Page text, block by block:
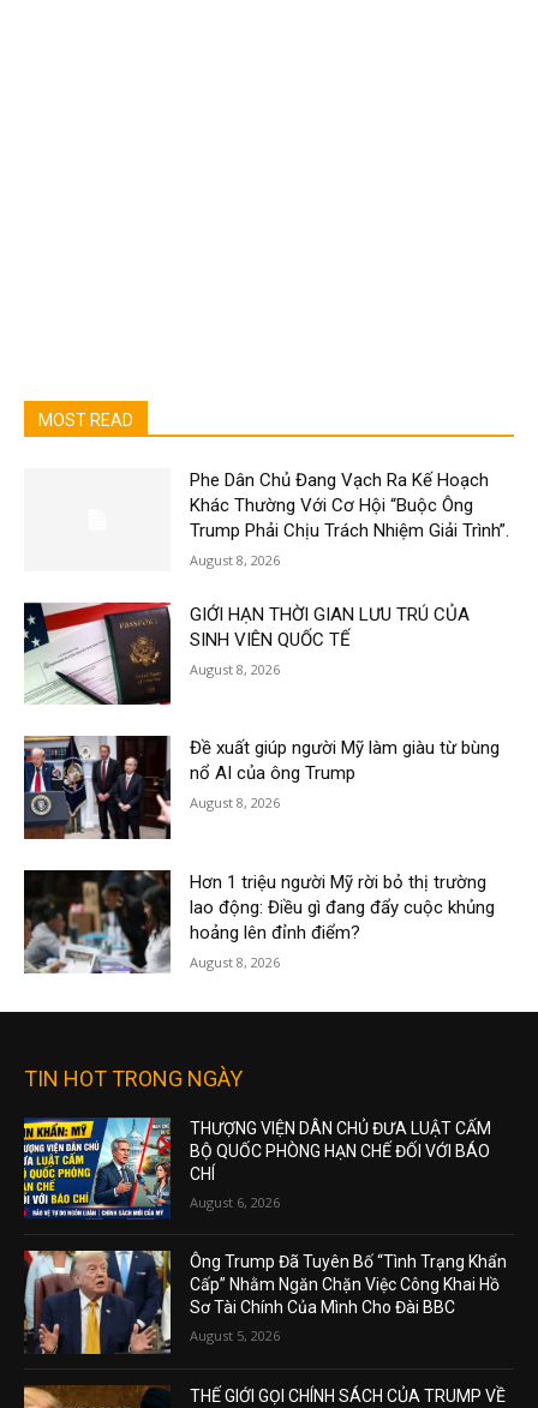
MOST READ
Phe Dân Chủ Đang Vạch Ra Kế Hoạch
Khác Thường Với Cơ Hội “Buộc Ông
Trump Phải Chịu Trách Nhiệm Giải Trình”.
August 8, 2026
GIỚI HẠN THỜI GIAN LƯU TRÚ CỦA
SINH VIÊN QUỐC TẾ
August 8, 2026
Đề xuất giúp người Mỹ làm giàu từ bùng
nổ AI của ông Trump
August 8, 2026
Hơn 1 triệu người Mỹ rời bỏ thị trường
lao động: Điều gì đang đẩy cuộc khủng
hoảng lên đỉnh điểm?
August 8, 2026
TIN HOT TRONG NGÀY
THƯỢNG VIỆN DÂN CHỦ ĐƯA LUẬT CẤM
BỘ QUỐC PHÒNG HẠN CHẾ ĐỐI VỚI BÁO
CHÍ
August 6, 2026
Ông Trump Đã Tuyên Bố “Tình Trạng Khẩn
Cấp” Nhằm Ngăn Chặn Việc Công Khai Hồ
Sơ Tài Chính Của Mình Cho Đài BBC
August 5, 2026
THẾ GIỚI GỌI CHÍNH SÁCH CỦA TRUMP VỀ